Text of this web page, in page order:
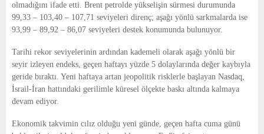
olmadığını ifade etti. Brent petrolde yükselişin sürmesi durumunda
99,33 – 103,40 – 107,71 seviyeleri direnç; aşağı yönlü sarkmalarda ise
93,99 – 89,92 – 86,07 seviyeleri destek konumunda bulunuyor.
Tarihi rekor seviyelerinin ardından kademeli olarak aşağı yönlü bir
seyir izleyen endeks, geçen haftayı yüzde 5 dolaylarında değer kaybıyla
geride bıraktı. Yeni haftaya artan jeopolitik risklerle başlayan Nasdaq,
İsrail-İran hattındaki gerilimle küresel ölçekte baskı altında kalmaya
devam ediyor.
Ekonomik takvimin cılız olduğu yeni günde, geçen hafta cuma günü